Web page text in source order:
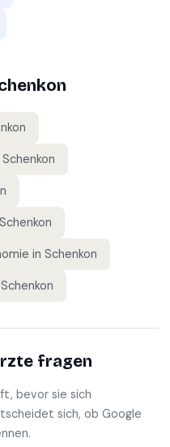
Schenkon
Schenkon
in Schenkon
Schenkon
fragen
bevor sie sich
sich, ob Google